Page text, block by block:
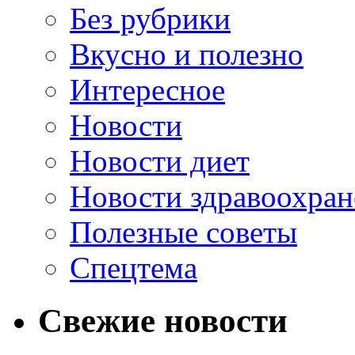
Без рубрики
Вкусно и полезно
Интересное
Новости
Новости диет
Новости
Полезные советы
Спецтема
Свежие новости